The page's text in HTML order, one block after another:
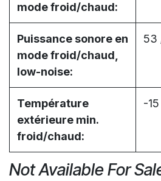
mode froid/chaud:
Puissance sonore en
mode froid/chaud,
low-noise:
53
Température
extérieure min.
froid/chaud:
-
Not Available For